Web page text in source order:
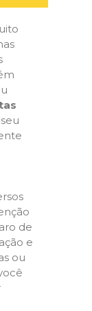
de
e
ou